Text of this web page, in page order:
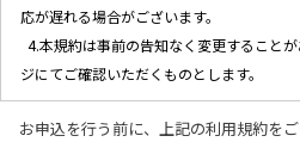
応が遅れる場合がございます。
4.本規約は事前の告知なく変更すること
ジにてご確認いただくものとします。
【2．個人情報の取り扱いについて】
お申込を行う前に、上記の利用規約を